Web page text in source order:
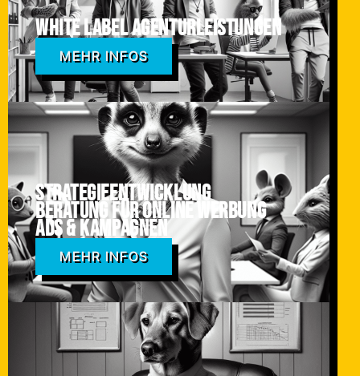
White Label Agenturleistungen
MEHR INFOS
Strategieentwicklung
Beratung für online Werbung
ADS & Kampagnen
MEHR INFOS